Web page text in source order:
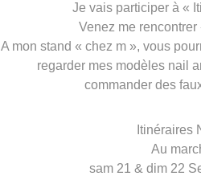
Je vais participer à «
Venez me
A mon stand « chez m », vous
regarder mes modèles nail
commander des
Itinéraires
Au
sam 21 & dim 22